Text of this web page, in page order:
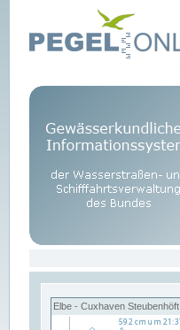
Elbe - Cuxhaven Steubenhöft